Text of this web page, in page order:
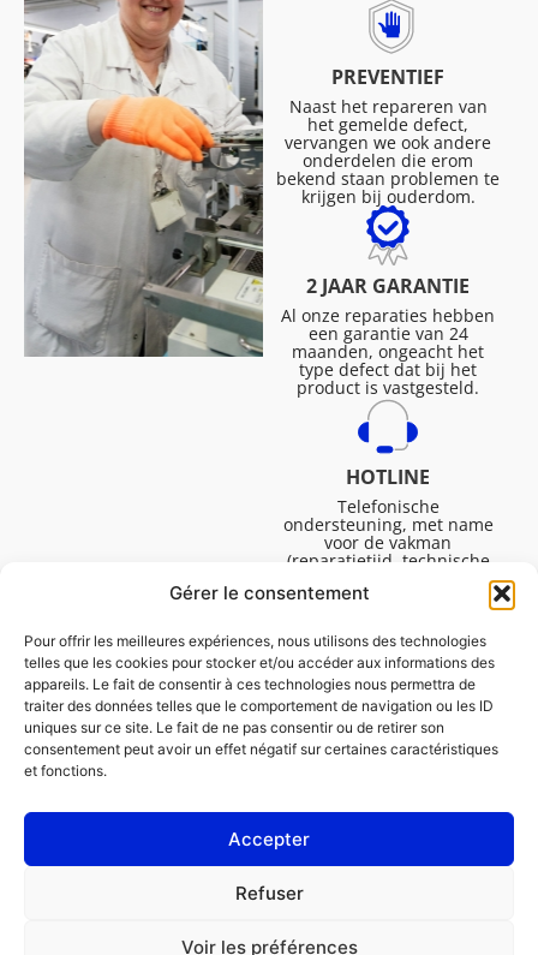
Gérer le consentement
Pour offrir les meilleures expériences, nous utilisons des technologies
telles que les cookies pour stocker et/ou accéder aux informations des
appareils. Le fait de consentir à ces technologies nous permettra de
traiter des données telles que le comportement de navigation ou les ID
uniques sur ce site. Le fait de ne pas consentir ou de retirer son
consentement peut avoir un effet négatif sur certaines caractéristiques
et fonctions.
Accepter
Refuser
Voir les préférences
PREVENTIEF
Naast het repareren van
het gemelde defect,
vervangen we ook andere
onderdelen die erom
bekend staan problemen te
krijgen bij ouderdom.
2 JAAR GARANTIE
Al onze reparaties hebben
een garantie van 24
maanden, ongeacht het
type defect dat bij het
product is vastgesteld.
HOTLINE
Telefonische
ondersteuning, met name
voor de vakman
(reparatietijd, technische
Maandag tot vrijdag van